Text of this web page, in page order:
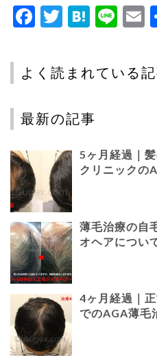
Facebook
Twitter
よく読まれている
最新の記事
5ヶ月経過｜
クリニックの
薄毛治療の自
オヘアについ
4ヶ月経過｜
でのAGA薄毛